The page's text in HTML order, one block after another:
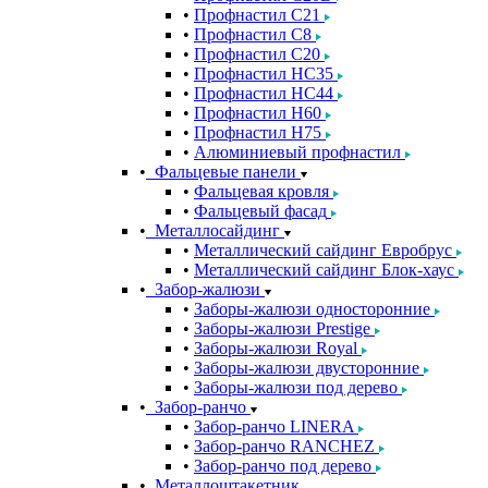
Профнастил С21
Профнастил С8
Профнастил С20
Профнастил НС35
Профнастил НС44
Профнастил Н60
Профнастил Н75
Алюминиевый профнастил
Фальцевые панели
Фальцевая кровля
Фальцевый фасад
Металлосайдинг
Металлический сайдинг Евробрус
Металлический сайдинг Блок-хаус
Забор-жалюзи
Заборы-жалюзи односторонние
Заборы-жалюзи Prestige
Заборы-жалюзи Royal
Заборы-жалюзи двусторонние
Заборы-жалюзи под дерево
Забор-ранчо
Забор-ранчо LINERA
Забор-ранчо RANCHEZ
Забор-ранчо под дерево